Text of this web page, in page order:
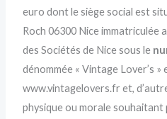
euro dont le siège social est
Roch 06300 Nice immatriculée
des Sociétés de Nice sous le
dénommée « Vintage Lover’s
www.vintagelovers.fr et,
physique ou morale souhaitant